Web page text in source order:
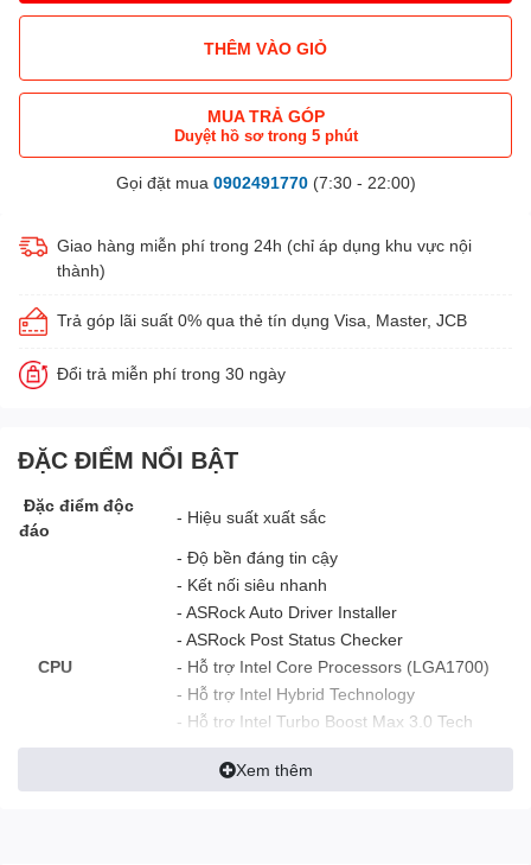
THÊM VÀO GIỎ
MUA TRẢ GÓP
Duyệt hồ sơ trong 5 phút
Gọi đặt mua 0902491770(7:30 - 22:00)
Giao hàng miễn phí trong 24h (chỉ áp dụng khu vực nội
thành)
Trả góp lãi suất 0% qua thẻ tín dụng Visa, Master, JCB
Đổi trả miễn phí trong 30 ngày
ĐẶC ĐIỂM NỔI BẬT
Đặc điểm độc
đáo
- Hiệu suất xuất sắc
- Độ bền đáng tin cậy
- Kết nối siêu nhanh
- ASRock Auto Driver Installer
- ASRock Post Status Checker
CPU
- Hỗ trợ Intel Core Processors (LGA1700)
- Hỗ trợ Intel Hybrid Technology
- Hỗ trợ Intel Turbo Boost Max 3.0 Tech
- Hỗ trợ Intel Thermal Velocity Boost
- Hỗ trợ Intel Adaptive Boost Technology
Xem thêm